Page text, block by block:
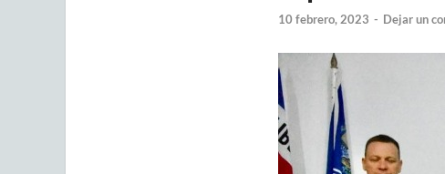
10 febrero, 2023 - Dejar un